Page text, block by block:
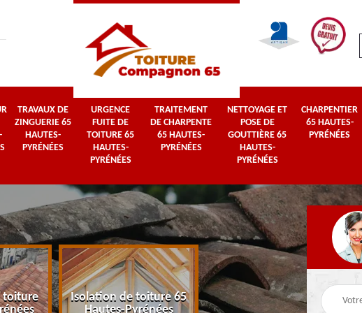
TRAVAUX DE
ZINGUERIE 65
HAUTES-
PYRÉNÉES
URGENCE
FUITE DE
TOITURE 65
HAUTES-
PYRÉNÉES
TRAITEMENT
DE CHARPENTE
65 HAUTES-
PYRÉNÉES
NETTOYAGE ET
POSE DE
GOUTTIÈRE 65
HAUTES-
PYRÉNÉES
CHARPENTIER
65 HAUTES-
PYRÉNÉES
toiture
Isolation de toiture 65
Hautes-Pyrénées
Couvreur 65 Hautes-
Pyrénées